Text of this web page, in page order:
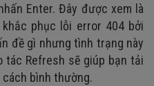
Enter. Đây được xem là
phục lỗi error 404 bởi
đề gì nhưng tình trạng này
tác Refresh sẽ giúp bạn tải
cách bình thường.